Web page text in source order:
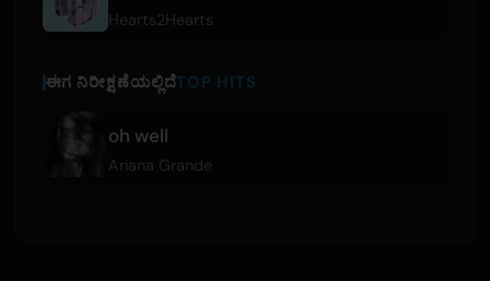
Hearts2Hearts
ಈಗ ನಿರೀಕ್ಷಣೆಯಲ್ಲಿದೆTOP HITS
oh well
Ariana Grande